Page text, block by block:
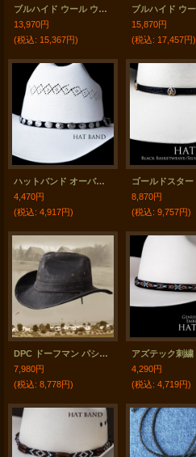
ブルハイド ウール ウエスタンハット ジュエル オブ ザ ウエスト（ブラック）/Bullhide Western Hat(Jewel of The West/Black)
13,970円
(税込: 15,367円)
15,870円
(税込: 17,457円)
ハットバンド オーバルコンチョ・シルバー（ブラック）/Hat Band Suede w/Conchos(Black)
4,470円
(税込: 4,917円)
8,870円
(税込: 9,757円)
DPC ドーフマン パシフィック アウトドア ハット（ダークブラウン）/Dorfman Pacific Outdoor Hat(Dark Brown)
7,980円
(税込: 8,778円)
4,290円
(税込: 4,719円)